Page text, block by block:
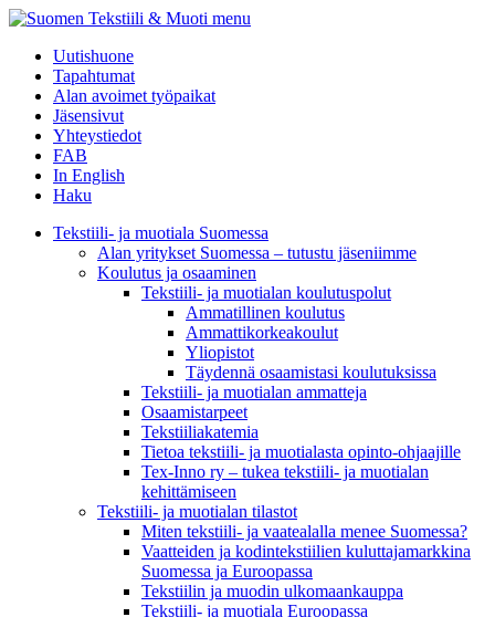
menu
Uutishuone
Tapahtumat
Alan avoimet työpaikat
Jäsensivut
Yhteystiedot
FAB
In English
Haku
Tekstiili- ja muotiala Suomessa
Alan yritykset Suomessa – tutustu jäseniimme
Koulutus ja osaaminen
Tekstiili- ja muotialan koulutuspolut
Ammatillinen koulutus
Ammattikorkeakoulut
Yliopistot
Täydennä osaamistasi koulutuksissa
Tekstiili- ja muotialan ammatteja
Osaamistarpeet
Tekstiiliakatemia
Tietoa tekstiili- ja muotialasta opinto-ohjaajille
Tex-Inno ry – tukea tekstiili- ja muotialan
kehittämiseen
Tekstiili- ja muotialan tilastot
Miten tekstiili- ja vaatealalla menee Suomessa?
Vaatteiden ja kodintekstiilien kuluttajamarkkina
Suomessa ja Euroopassa
Tekstiilin ja muodin ulkomaankauppa
Tekstiili- ja muotiala Euroopassa